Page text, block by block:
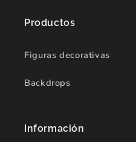
Productos
Figuras decorativas
Backdrops
Información